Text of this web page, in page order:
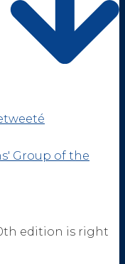
Group of the
edition is right